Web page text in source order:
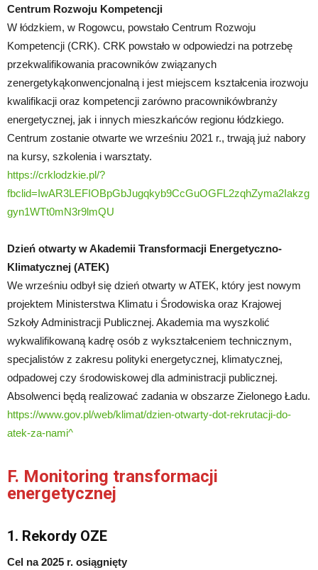
Centrum Rozwoju Kompetencji
W łódzkiem, w Rogowcu, powstało Centrum Rozwoju
Kompetencji (CRK). CRK powstało w odpowiedzi na potrzebę
przekwalifikowania pracowników związanych
zenergetykąkonwencjonalną i jest miejscem kształcenia irozwoju
kwalifikacji oraz kompetencji zarówno pracownikówbranży
energetycznej, jak i innych mieszkańców regionu łódzkiego.
Centrum zostanie otwarte we wrześniu 2021 r., trwają już nabory
na kursy, szkolenia i warsztaty.
https://crklodzkie.pl/?
fbclid=IwAR3LEFIOBpGbJugqkyb9CcGuOGFL2zqhZyma2Iakzg
gyn1WTt0mN3r9lmQU
Dzień otwarty w Akademii Transformacji Energetyczno-
Klimatycznej (ATEK)
We wrześniu odbył się dzień otwarty w ATEK, który jest nowym
projektem Ministerstwa Klimatu i Środowiska oraz Krajowej
Szkoły Administracji Publicznej. Akademia ma wyszkolić
wykwalifikowaną kadrę osób z wykształceniem technicznym,
specjalistów z zakresu polityki energetycznej, klimatycznej,
odpadowej czy środowiskowej dla administracji publicznej.
Absolwenci będą realizować zadania w obszarze Zielonego Ładu.
https://www.gov.pl/web/klimat/dzien-otwarty-dot-rekrutacji-do-
atek-za-nami^
F. Monitoring transformacji
energetycznej
1. Rekordy OZE
Cel na 2025 r. osiągnięty